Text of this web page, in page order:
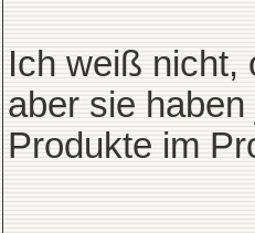
Ich weiß nicht,
aber sie
Produkte im